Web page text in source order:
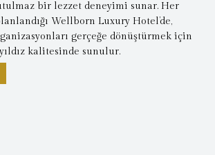
bir lezzet deneyimi sunar. Her
Wellborn Luxury Hotel’de,
gerçeğe dönüştürmek için
kalitesinde sunulur.